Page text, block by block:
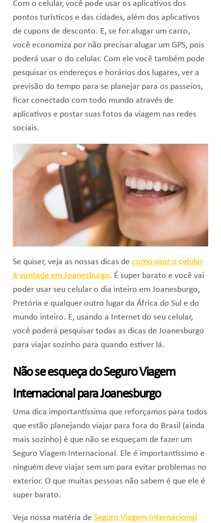
Com o celular, você pode usar os aplicativos dos
pontos turísticos e das cidades, além dos aplicativos
de cupons de desconto. E, se for alugar um carro,
você economiza por não precisar alugar um GPS, pois
poderá usar o do celular. Com ele você também pode
pesquisar os endereços e horários dos lugares, ver a
previsão do tempo para se planejar para os passeios,
ficar conectado com todo mundo através de
aplicativos e postar suas fotos da viagem nas redes
sociais.
Se quiser, veja as nossas dicas de como usar o celular
à vontade em Joanesburgo. É super barato e você vai
poder usar seu celular o dia inteiro em Joanesburgo,
Pretória e qualquer outro lugar da África do Sul e do
mundo inteiro. E, usando a Internet do seu celular,
você poderá pesquisar todas as dicas de Joanesburgo
para viajar sozinho para quando estiver lá.
Não se esqueça do Seguro Viagem
Internacional para Joanesburgo
Uma dica importantíssima que reforçamos para todos
que estão planejando viajar para fora do Brasil (ainda
mais sozinho) é que não se esqueçam de fazer um
Seguro Viagem Internacional. Ele é importantíssimo e
ninguém deve viajar sem um para evitar problemas no
exterior. O que muitas pessoas não sabem é que ele é
super barato.
Veja nossa matéria de Seguro Viagem Internacional